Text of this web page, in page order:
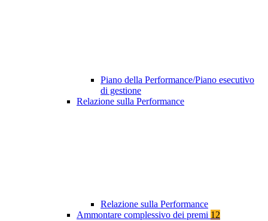
Piano della Performance/Piano esecutivo
di gestione
Relazione sulla Performance
Relazione sulla Performance
Ammontare complessivo dei premi 12